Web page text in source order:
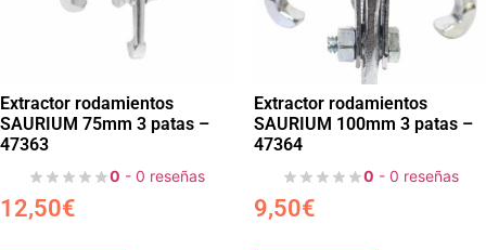
Extractor rodamientos
SAURIUM 75mm 3 patas –
47363
0 - 0 reseñas
12,50€
Extractor rodamientos
SAURIUM 100mm 3 patas –
47364
0 - 0 reseñas
9,50€